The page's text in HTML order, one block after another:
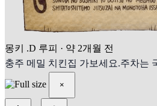
몽키 .D 루피 · 약 2개월 전
충주 메밀 치킨집 가보세요.주차는
×